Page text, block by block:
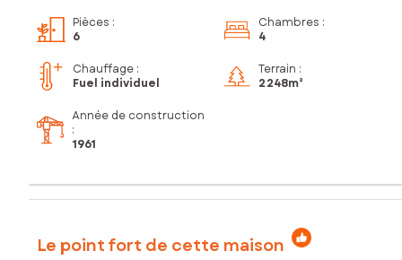
Pièces :
6
Chambres :
4
Chauffage :
Fuel individuel
Terrain :
2 248m²
Année de construction
:
1961
Le point fort de cette maison